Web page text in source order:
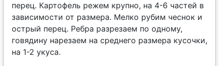
перец. Картофель режем крупно, на 4-6 частей в
зависимости от размера. Мелко рубим чеснок и
острый перец. Ребра разрезаем по одному,
говядину нарезаем на среднего размера кусочки,
на 1-2 укуса.